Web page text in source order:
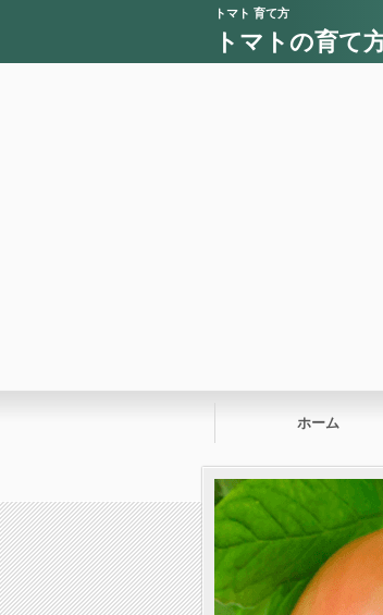
トマト 育て方
トマトの育て
ホーム